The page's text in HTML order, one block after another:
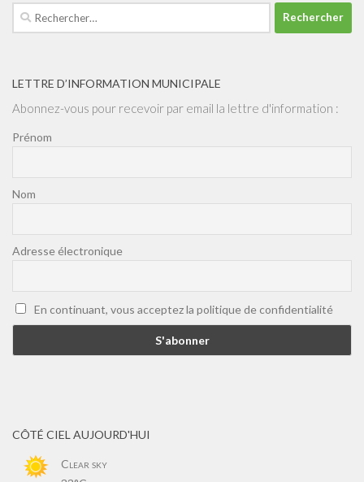
Rechercher :
LETTRE D’INFORMATION MUNICIPALE
Abonnez-vous pour recevoir par email la lettre d'information :
Prénom
Nom
Adresse électronique
En continuant, vous acceptez la politique de confidentialité
CÔTÉ CIEL AUJOURD'HUI
Clear sky